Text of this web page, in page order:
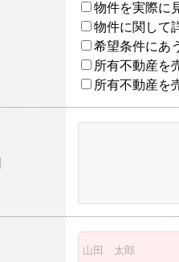
物件を実際に
物件に関して
希望条件にあ
所有不動産を
所有不動産を